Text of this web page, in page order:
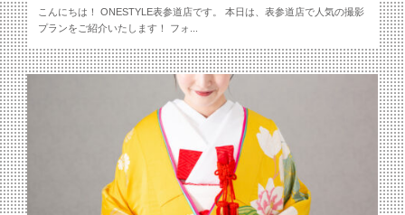
こんにちは！ ONESTYLE表参道店です。 本日は、表参道店で人気の撮影
プランをご紹介いたします！ フォ...